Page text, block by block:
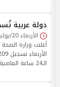
دولة عربية تُسجل 1209 إصابة بفيروس
الأربعاء 20/يوليو/2022 - 06:00 م
أعلنت وزارة الصحة
الـ24 ساعة الماضية ليرتفع العدد الإجمالي للمصابين بال…